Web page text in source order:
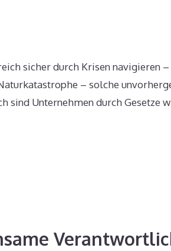
sicher durch Krisen
– solche
sind Unternehmen durch Gesetze